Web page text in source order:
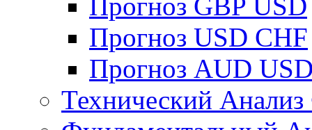
Прогноз USD CHF
Прогноз AUD
Технический